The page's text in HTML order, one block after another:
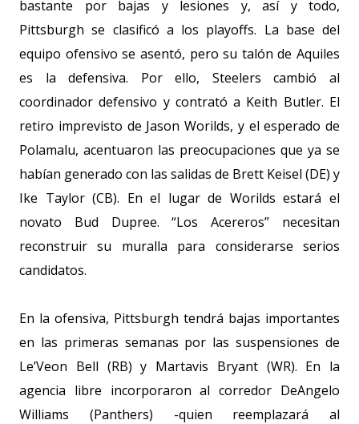
bastante por bajas y lesiones y, así y todo,
Pittsburgh se clasificó a los playoffs. La base del
equipo ofensivo se asentó, pero su talón de Aquiles
es la defensiva. Por ello, Steelers cambió al
coordinador defensivo y contrató a Keith Butler. El
retiro imprevisto de Jason Worilds, y el esperado de
Polamalu, acentuaron las preocupaciones que ya se
habían generado con las salidas de Brett Keisel (DE) y
Ike Taylor (CB). En el lugar de Worilds estará el
novato Bud Dupree. “Los Acereros” necesitan
reconstruir su muralla para considerarse serios
candidatos.
En la ofensiva, Pittsburgh tendrá bajas importantes
en las primeras semanas por las suspensiones de
Le’Veon Bell (RB) y Martavis Bryant (WR). En la
agencia libre incorporaron al corredor DeAngelo
Williams (Panthers) -quien reemplazará al